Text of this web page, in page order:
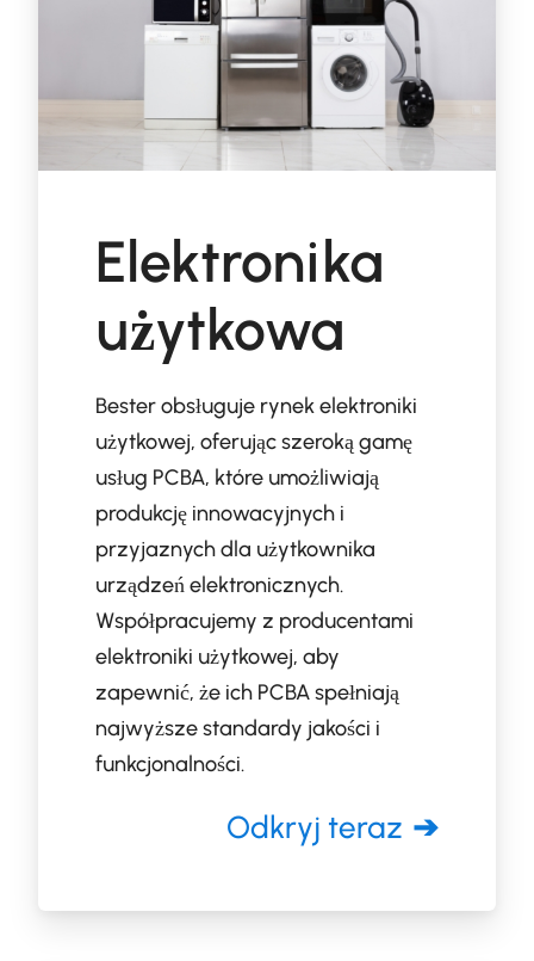
Elektronika
użytkowa
Bester obsługuje rynek elektroniki
użytkowej, oferując szeroką gamę
usług PCBA, które umożliwiają
produkcję innowacyjnych i
przyjaznych dla użytkownika
urządzeń elektronicznych.
Współpracujemy z producentami
elektroniki użytkowej, aby
zapewnić, że ich PCBA spełniają
najwyższe standardy jakości i
funkcjonalności.
Odkryj teraz